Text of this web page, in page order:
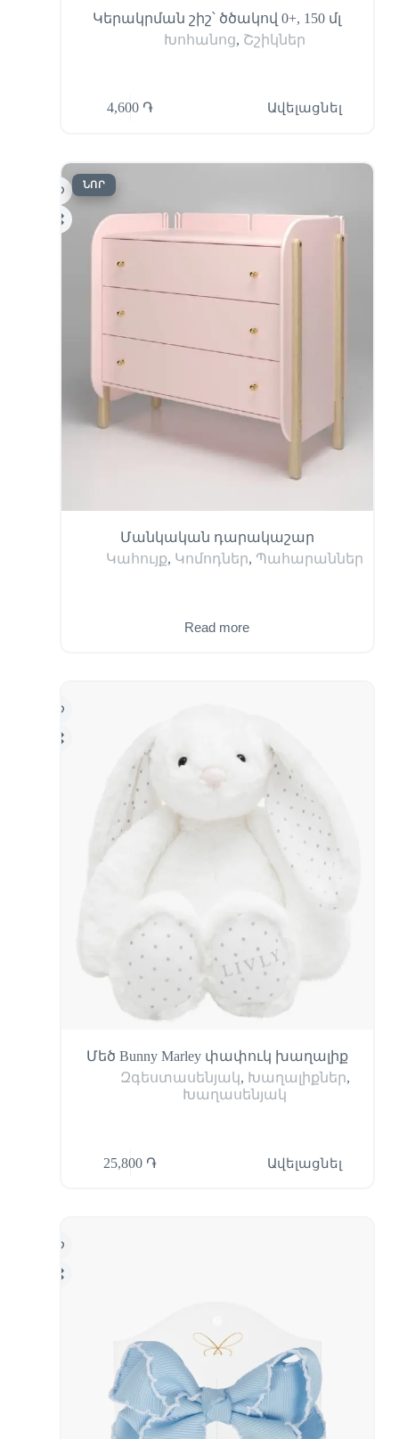
Կերակրման շիշ՝ ծծակով 0+, 150 մլ
Խոհանոց, Շշիկներ
4,600 ֏ Ավելացնել
ՆՈՐ
Մանկական դարակաշար
Կահույք, Կոմոդներ,Պահարաններ
Read more
Մեծ Bunny Marley փափուկ խաղալիք
Զգեստասենյակ, Խաղալիքներ,
Խաղասենյակ
25,800 ֏ Ավելացնել